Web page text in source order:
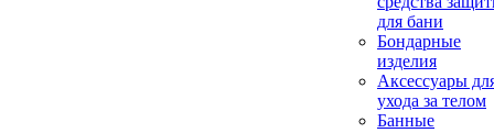
для бани
Бондарные
изделия
Аксеcсуары
ухода за телом
Банные